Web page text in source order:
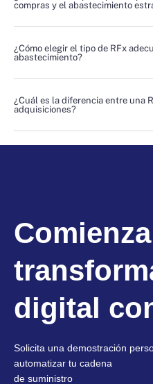
compras y el abastecimiento
¿Cómo elegir el tipo de RFx
abastecimiento?
¿Cuál es la diferencia entre una
adquisiciones?
digital
Solicita una demostración
automatizar tu cadena
de suministro